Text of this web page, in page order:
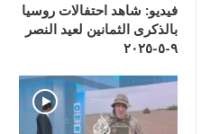
فيديو: شاهد احتفالات روسيا
بالذكرى الثمانين لعيد النصر
٩-٥-٢٠٢٥